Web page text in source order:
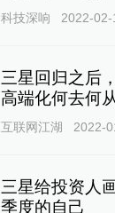
科技深响 2022-02-
三星回归之后
高端化何去何
互联网江湖 2022-
三星给投资人
季度的自己